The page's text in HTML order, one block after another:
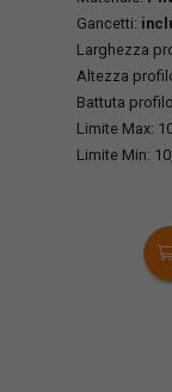
Gancetti:
Larghezza
Altezza
Battuta
Limite Max:
Limite Min: